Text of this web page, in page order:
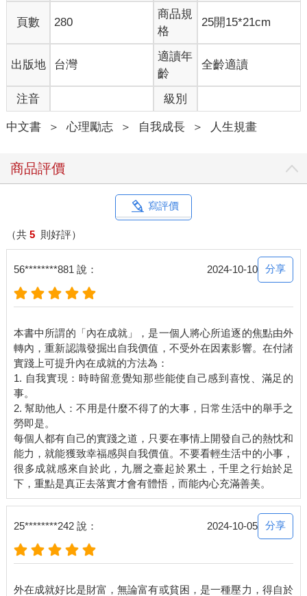
原來，以上都算是「外在成就」，無法反映每個人內在心理狀
態，也無法呈現出一個人的內心是否感到喜悅與幸福、平靜與祥
和、豐盛與圓滿。所以，應該還有一種「內在成就」被忽略了，
說不定，那對一個人的幸福快樂與否有更大影響！
目前市面上有許多書籍與課程，多半圍繞在教導如何獲取高分的
成績、更好的工作表現、更優異的事業成就。然而，這些都與
「內在成就」無關。我們人生旅程到了最後一站，那些曾經所有
的導師、長輩們，早就不在了，留下我們獨自一人，面對著跑馬
燈回顧自己的一生。
賺了多少錢？」比較可能會問：「你一輩子幫助過多少人？」或
「你有沒有完成這一生的使命？」無論你認為那關鍵的一問是什
我多麼希望在這個功利主義、外在成就導向的世界裡，能有多一
些既成功又幸福圓滿的人，來和我們談談內在的成就，指導我們
如何培養、獲取、提升自己的內在成就。為此，我願意拋磚引
玉，試著寫出我對內在成就的定義，並且竭盡所能地蒐集前人在
這方面曾做過的努力，試圖找出一條內在成就之路的指引。
詩人魯米說：「當你開始踏上旅途，路就會自己展開。」希望翻
開本書的你，也同時展開了內在成就探尋之旅。願我們終將來到
頁數 280
商品規
格
25開15*21cm
出版地 台灣
適讀年
齡
全齡適讀
注音 級別
中文書 ＞ 心理勵志 ＞ 自我成長 ＞ 人生規畫
商品評價
寫評價
（共 5 則好評）
56********881 說： 2024-10-10 分享
本書中所謂的「內在成就」，是一個人將心所追逐的焦點由外
轉內，重新認識發掘出自我價值，不受外在因素影響。在付諸
實踐上可提升內在成就的方法為：
1. 自我實現：時時留意覺知那些能使自己感到喜悅、滿足的
事。
2. 幫助他人：不用是什麼不得了的大事，日常生活中的舉手之
勞即是。
每個人都有自己的實踐之道，只要在事情上開發自己的熱忱和
能力，就能獲致幸福感與自我價值。不要看輕生活中的小事，
很多成就感來自於此，九層之臺起於累土，千里之行始於足
25********242 說： 2024-10-05 分享
外在成就好比是財富，無論富有或貧困，是一種壓力，得自於